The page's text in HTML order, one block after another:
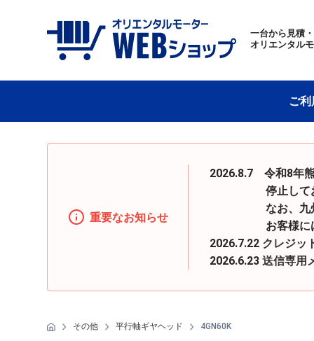
一台から見積
オリエンタル
ご
重要なお知らせ
2026.8.7 令和8年熊
停止しておりま
なお、九州地区
お客様にはご迷
2026.7.22 クレジッ
2026.6.23送信専用
その他 平行軸ギヤヘッド 4GN60K